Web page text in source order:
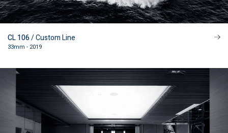
CL 106/ Custom Line
33mm - 2019